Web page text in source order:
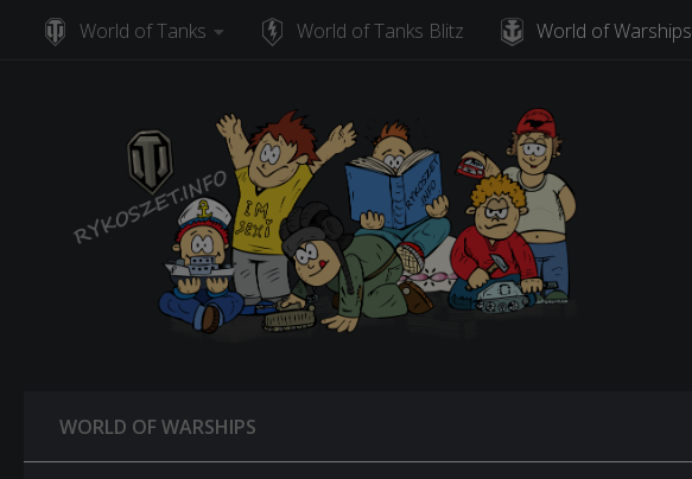
Skip to content
World of Tanks World of Tanks Blitz World of Warships
WORLD OF WARSHIPS